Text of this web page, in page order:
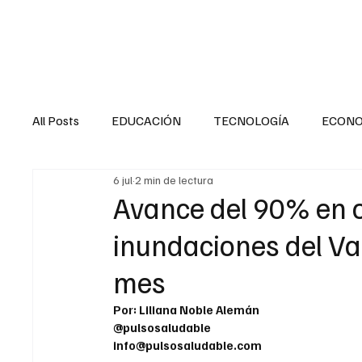
All Posts EDUCACIÓN TECNOLOGÍA
SALUD EN EL SECTOR PÚBLICO
LA ENTREVISTA ANIMAL
INTERNACIONAL GENERAL INTERNACIONAL
Avance del 90% en
inundaciones del
mes
6 jul 2 min de lectura
Por: Liliana Noble Alemán
@pulsosaludable
info@pulsosaludable.com